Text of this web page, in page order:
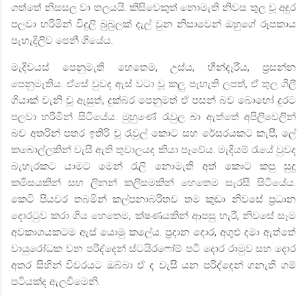
ගත්තේ නිසසල වා තලයයි. කිසිවෙකුත් නොමැති නිවස තුල වූ අඳුර
පලවා හරිමින් විදුලි බුබුලක් දැල් වුන නිසාවෙන් ඔහුගේ රූපකාය
පැහැදිලිව පෙනී ගියේය.
මැදිවයස් පෙනුමැති හෙතෙම,උස්ය,හීන්දෑරීය,ප්‍රසන්න
පෙනුමැතිය. ඒසේ වුවද ඇස් වටා වූ කලු පැහැති ලපත්, ඒ තුල ගිලී
ගියාක් වැනි වූ ඇසුත්, දුක්බර පෙනුමත් ඒ පසන් බව බොහෝ දුරට
පලවා හරිමින් සිටියේය. මුහුණේ රැවුල බා ඇත්තේ අපිලිවෙලින්
බව අතරින් පතර ඉතිරි වූ රැවුල් කොට සහ රේසරයකට කැපී,ලේ
කබොල්ලකින් වැසී ඇති තුවාලයද කියා පෑවේය. මැදියම් රැයේ වුවද
බැහැරකට යාමට මෙන් රැලි නොමැති අත් කොට කපු සුදු
කමිසයකින් සහ ලිනන් කලිසමකින් හෙතෙම සැරසී සිටියේය.
කෙටි පියවර තබමින් කල්පනාබරිතව තම කුඩා නිවසේ ප්‍රධාන
දොරටුව කරා ගිය හෙතෙම, ක්ෂණයකින් ආපසු හැරී, නිවසේ සෑම
අවකාශයකටම ඇස් යොමු කලේය. ප්‍රදාන දොර, අගුළු දමා ඇත්තේ
වායුරෝධක වන පරිද්දෙන් ස්ටයිරෆෝම් පටි දොර රාමුව සහ දොර
අතර සිහින් විවරයට ඔබ්බා ඒ ද වැසී යන පරිද්දෙන් ගනැති ගම්
පටියක්ද ඇලවීමෙනි.